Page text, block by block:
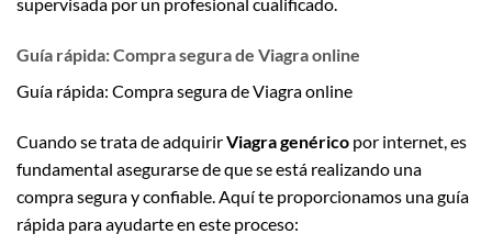
supervisada por un profesional cualificado.
Guía rápida: Compra segura de Viagra online
Guía rápida: Compra segura de Viagra online
Cuando se trata de adquirirViagra genérico por internet, es
fundamental asegurarse de que se está realizando una
compra segura y confiable. Aquí te proporcionamos una guía
rápida para ayudarte en este proceso: